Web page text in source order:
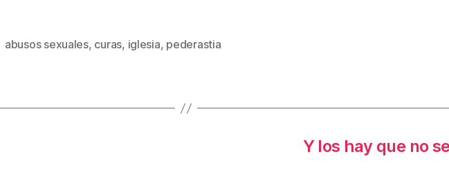
abusos sexuales, curas, iglesia, pederastia
Y los hay que no